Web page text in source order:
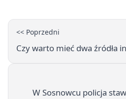
<< Poprzedni
Czy warto mieć dwa źródła
W Sosnowcu policja